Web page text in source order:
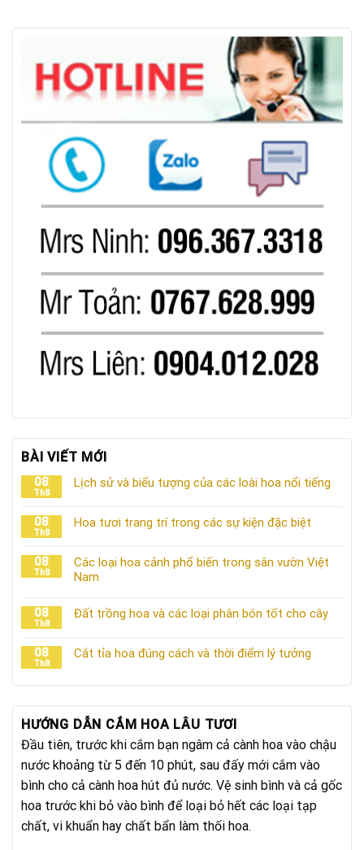
BÀI VIẾT MỚI
08
Th8
Lịch sử và biểu tượng của các loài hoa nổi tiếng
08
Th8
Hoa tươi trang trí trong các sự kiện đặc biệt
08
Th8
Các loại hoa cảnh phổ biến trong sân vườn Việt
Nam
08
Th8
Đất trồng hoa và các loại phân bón tốt cho cây
08
Th8
Cắt tỉa hoa đúng cách và thời điểm lý tưởng
HƯỚNG DẪN CẮM HOA LÂU TƯƠI
Đầu tiên, trước khi cắm bạn ngâm cả cành hoa vào chậu
nước khoảng từ 5 đến 10 phút, sau đấy mới cắm vào
bình cho cả cành hoa hút đủ nước. Vệ sinh bình và cả gốc
hoa trước khi bỏ vào bình để loại bỏ hết các loại tạp
chất, vi khuẩn hay chất bẩn làm thối hoa.